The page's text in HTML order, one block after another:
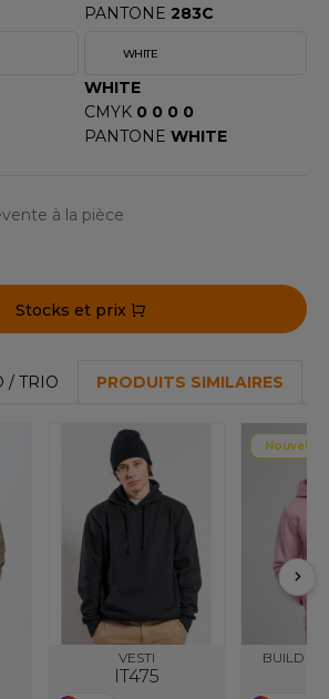
PANTONE 283C
WHITE
WHITE
CMYK 0 0 0 0
PANTONE WHITE
à la pièce
Stocks et prix
/ TRIO PRODUITS SIMILAIRES
VESTI
IT475
Nouvelle
BUILD